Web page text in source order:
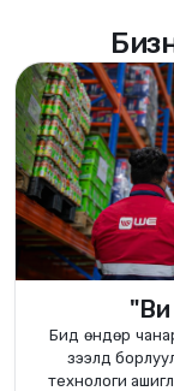
Бид өндөр чанар
зээлд
технологи